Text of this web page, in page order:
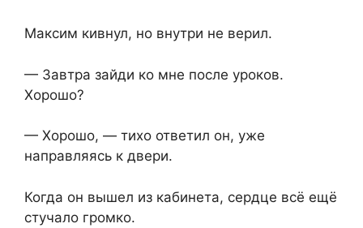
Максим кивнул, но внутри не верил.
— Завтра зайди ко мне после уроков.
Хорошо?
— Хорошо, — тихо ответил он, уже
направляясь к двери.
Когда он вышел из кабинета, сердце всё ещё
стучало громко.